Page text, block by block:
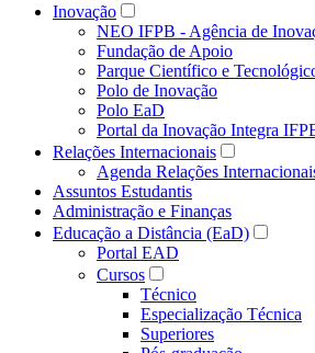
Inovação
NEO IFPB - Agência de
Fundação de Apoio
Parque Científico e
Polo de Inovação
Polo EaD
Portal da Inovação Integra
Relações Internacionais
Agenda Relações
Assuntos Estudantis
Administração e Finanças
Educação a Distância (EaD)
Portal EAD
Cursos
Técnico
Especialização Técnica
Superiores